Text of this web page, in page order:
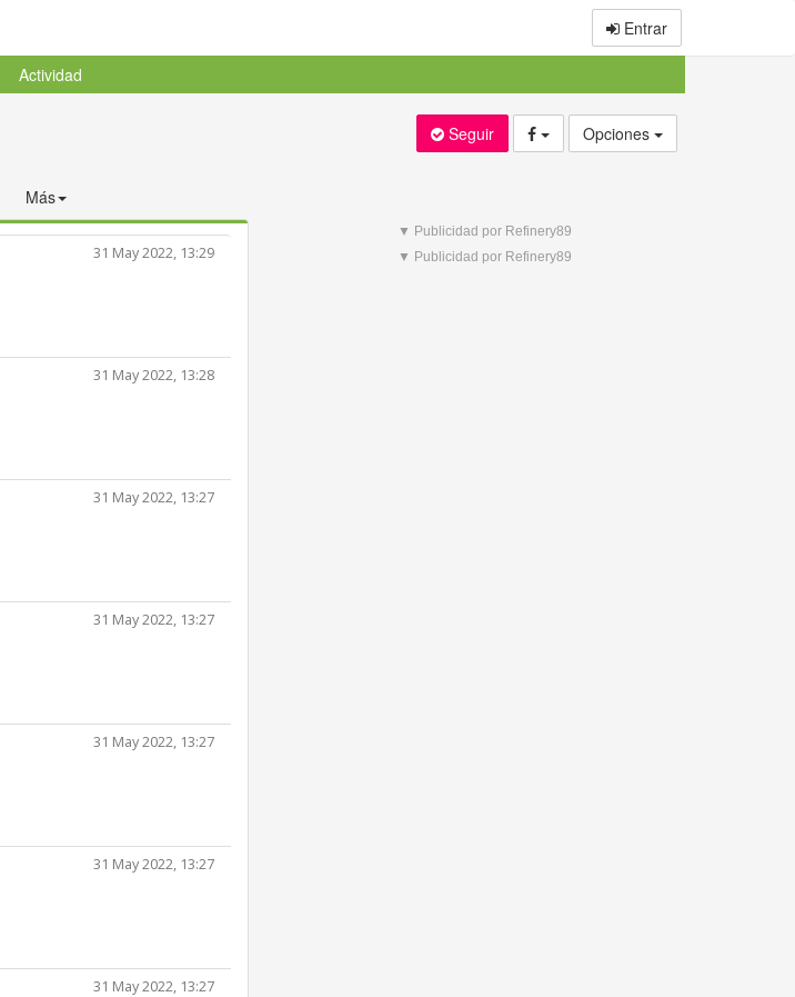
Entrar
Actividad
Seguir Opciones
Más
31 May 2022, 13:29
31 May 2022, 13:28
31 May 2022, 13:27
31 May 2022, 13:27
31 May 2022, 13:27
31 May 2022, 13:27
31 May 2022, 13:27
▼ Publicidad por Refinery89
▼ Publicidad por Refinery89